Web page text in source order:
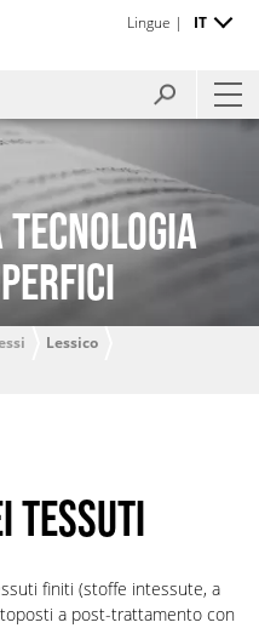
Lingue | IT
Lessico
TESSUTI
finiti (stoffe intessute, a
a post-trattamento con